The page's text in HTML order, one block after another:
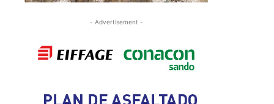
- Advertisement -